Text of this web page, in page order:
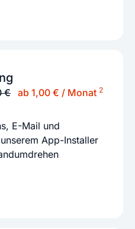
€ ab 1,00 € / Monat 2
E-Mail und
App-Installer